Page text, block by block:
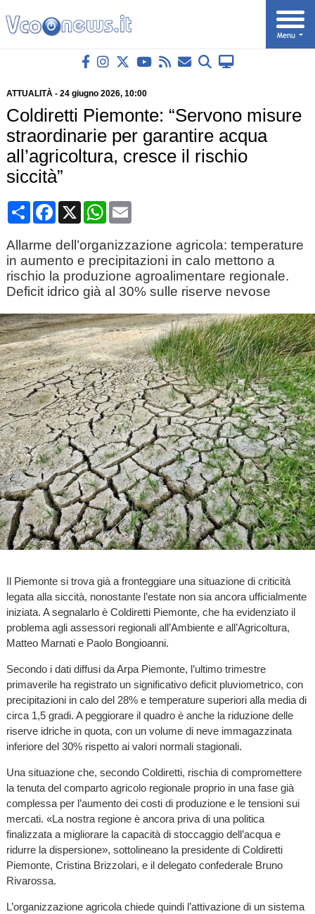
ATTUALITÀ- 24 giugno 2026, 10:00
Coldiretti Piemonte: “Servono misure
straordinarie per garantire acqua
all’agricoltura, cresce il rischio
siccità”
CondividiFacebook
X WhatsApp
Email
Allarme dell’organizzazione agricola: temperature
in aumento e precipitazioni in calo mettono a
rischio la produzione agroalimentare regionale.
Deficit idrico già al 30% sulle riserve nevose
Il Piemonte si trova già a fronteggiare una situazione di criticità
legata alla siccità, nonostante l’estate non sia ancora ufficialmente
iniziata. A segnalarlo è Coldiretti Piemonte, che ha evidenziato il
problema agli assessori regionali all’Ambiente e all’Agricoltura,
Matteo Marnati e Paolo Bongioanni.
Secondo i dati diffusi da Arpa Piemonte, l’ultimo trimestre
primaverile ha registrato un significativo deficit pluviometrico, con
precipitazioni in calo del 28% e temperature superiori alla media di
circa 1,5 gradi. A peggiorare il quadro è anche la riduzione delle
riserve idriche in quota, con un volume di neve immagazzinata
inferiore del 30% rispetto ai valori normali stagionali.
Una situazione che, secondo Coldiretti, rischia di compromettere
la tenuta del comparto agricolo regionale proprio in una fase già
complessa per l’aumento dei costi di produzione e le tensioni sui
mercati. «La nostra regione è ancora priva di una politica
finalizzata a migliorare la capacità di stoccaggio dell’acqua e
ridurre la dispersione», sottolineano la presidente di Coldiretti
Piemonte, Cristina Brizzolari, e il delegato confederale Bruno
Rivarossa.
L’organizzazione agricola chiede quindi l’attivazione di un sistema